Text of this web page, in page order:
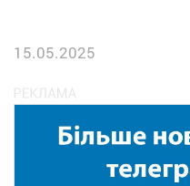
15.05.2025